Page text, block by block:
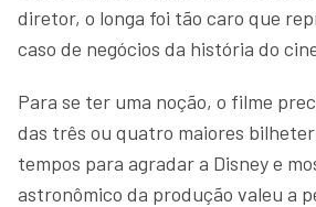
diretor, o longa foi tão caro que
caso de negócios da história do
Para se ter uma noção, o filme
das três ou quatro maiores
tempos para agradar a Disney e
astronômico da produção valeu a